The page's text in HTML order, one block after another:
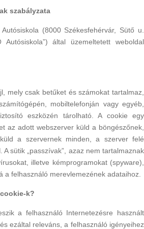
szabályzata
(8000 Székesfehérvár, Sütő u.
Autósiskola”) által üzemeltetett weboldal
mely csak betűket és számokat tartalmaz,
mobiltelefonján vagy egyéb,
eszközén tárolható. A cookie egy
az adott webszerver küld a böngészőnek,
a szervernek minden, a szerver felé
sütik „passzívak”, azaz nem tartalmaznak
illetve kémprogramokat (spyware),
a felhasználó merevlemezének adataihoz.
k?
a felhasználó Internetezésre használt
ezáltal releváns, a felhasználó igényeihez